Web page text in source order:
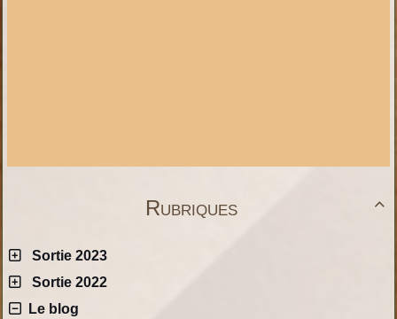

Rubriques
Sortie 2023
Sortie 2022
Le blog